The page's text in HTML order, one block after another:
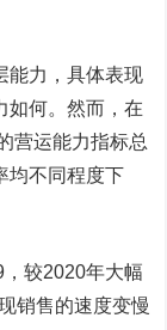
力，具体表现
如何。然而，在
营运能力指标总
均不同程度下
较2020年大幅
销售的速度变慢